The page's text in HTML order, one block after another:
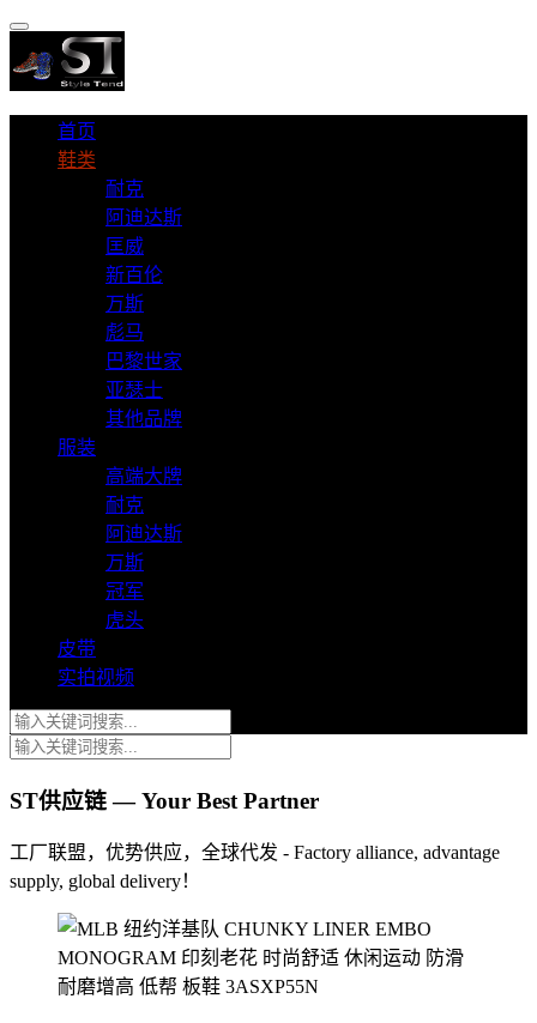
首页
鞋类
耐克
阿迪达斯
匡威
新百伦
万斯
彪马
巴黎世家
亚瑟士
其他品牌
服装
高端大牌
耐克
阿迪达斯
万斯
冠军
虎头
皮带
实拍视频
ST供应链 — Your Best Partner
工厂联盟，优势供应，全球代发 - Factory alliance, advantage
supply, global delivery！